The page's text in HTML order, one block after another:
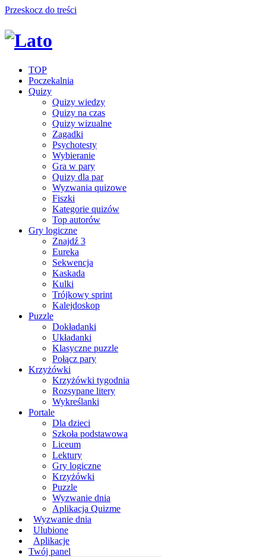
Przeskocz do treści
TOP
Poczekalnia
Quizy
Quizy wiedzy
Quizy na czas
Quizy wizualne
Zagadki
Psychotesty
Wybieranie
Gra w pary
Quizy dla par
Wyzwania quizowe
Fiszki
Kategorie quizów
Top autorów
Gry logiczne
Znajdź 3
Eureka
Sekwencja
Kaskada
Kulki
Trójkowy sprint
Kalejdoskop
Puzzle
Dokładanki
Układanki
Klasyczne puzzle
Połącz pary
Krzyżówki
Krzyżówki tygodnia
Rozsypane litery
Wykreślanki
Portale
Dla dzieci
Szkoła podstawowa
Liceum
Lektury
Gry logiczne
Krzyżówki
Puzzle
Wyzwanie dnia
Aplikacja Quizme
Wyzwanie dnia
Ulubione
Aplikacje
Twój panel